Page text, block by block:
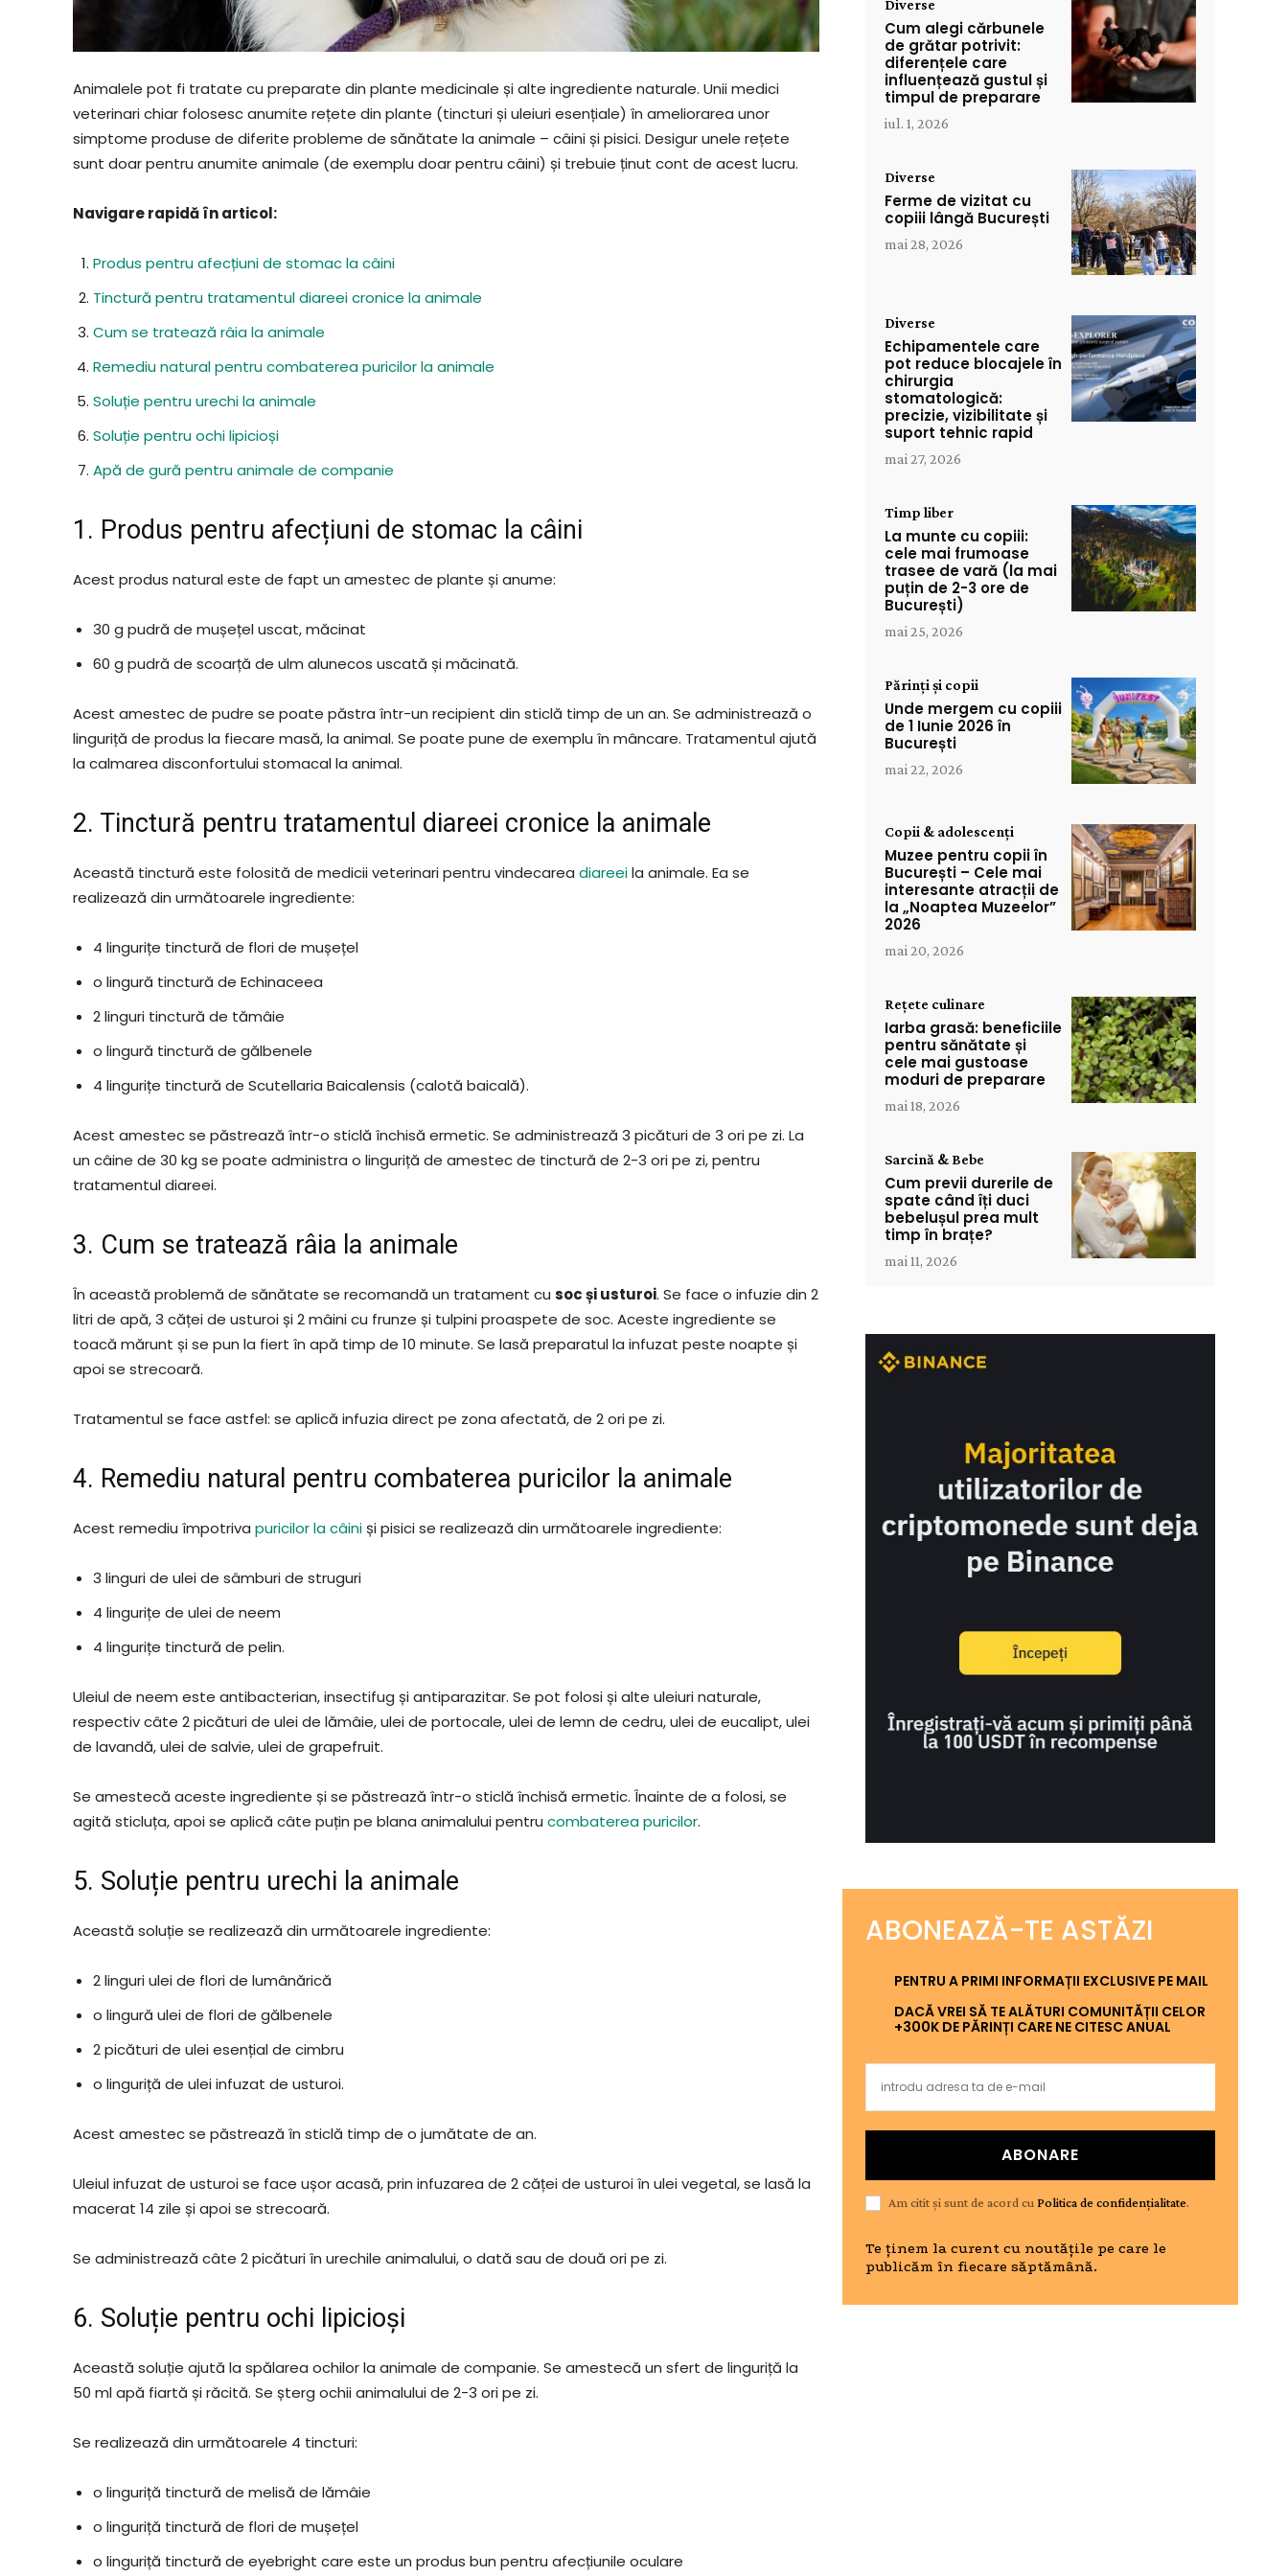
Animalele pot fi tratate cu preparate din plante medicinale și alte ingrediente naturale. Unii medici
veterinari chiar folosesc anumite rețete din plante (tincturi și uleiuri esențiale) în ameliorarea unor
simptome produse de diferite probleme de sănătate la animale – câini și pisici. Desigur unele rețete
sunt doar pentru anumite animale (de exemplu doar pentru câini) și trebuie ținut cont de acest lucru.
Navigare rapidă în articol:
Produs pentru afecțiuni de stomac la câini
Tinctură pentru tratamentul diareei cronice la animale
Cum se tratează râia la animale
Remediu natural pentru combaterea puricilor la animale
Soluție pentru urechi la animale
Soluție pentru ochi lipicioși
Apă de gură pentru animale de companie
1. Produs pentru afecțiuni de stomac la câini
Acest produs natural este de fapt un amestec de plante și anume:
30 g pudră de mușețel uscat, măcinat
60 g pudră de scoarță de ulm alunecos uscată și măcinată.
Acest amestec de pudre se poate păstra într-un recipient din sticlă timp de un an. Se administrează o
linguriță de produs la fiecare masă, la animal. Se poate pune de exemplu în mâncare. Tratamentul ajută
la calmarea disconfortului stomacal la animal.
2. Tinctură pentru tratamentul diareei cronice la animale
Această tinctură este folosită de medicii veterinari pentru vindecarea diareeila animale. Ea se
realizează din următoarele ingrediente:
4 lingurițe tinctură de flori de mușețel
o lingură tinctură de Echinaceea
2 linguri tinctură de tămâie
o lingură tinctură de gălbenele
4 lingurițe tinctură de Scutellaria Baicalensis (calotă baicală).
Acest amestec se păstrează într-o sticlă închisă ermetic. Se administrează 3 picături de 3 ori pe zi. La
un câine de 30 kg se poate administra o linguriță de amestec de tinctură de 2-3 ori pe zi, pentru
tratamentul diareei.
3. Cum se tratează râia la animale
În această problemă de sănătate se recomandă un tratament cu soc și usturoi. Se face o infuzie din 2
litri de apă, 3 căței de usturoi și 2 mâini cu frunze și tulpini proaspete de soc. Aceste ingrediente se
toacă mărunt și se pun la fiert în apă timp de 10 minute. Se lasă preparatul la infuzat peste noapte și
apoi se strecoară.
Tratamentul se face astfel: se aplică infuzia direct pe zona afectată, de 2 ori pe zi.
4. Remediu natural pentru combaterea puricilor la animale
Acest remediu împotriva puricilor la câiniși pisici se realizează din următoarele ingrediente:
3 linguri de ulei de sâmburi de struguri
4 lingurițe de ulei de neem
4 lingurițe tinctură de pelin.
Uleiul de neem este antibacterian, insectifug și antiparazitar. Se pot folosi și alte uleiuri naturale,
respectiv câte 2 picături de ulei de lămâie, ulei de portocale, ulei de lemn de cedru, ulei de eucalipt, ulei
de lavandă, ulei de salvie, ulei de grapefruit.
Se amestecă aceste ingrediente și se păstrează într-o sticlă închisă ermetic. Înainte de a folosi, se
agită sticluța, apoi se aplică câte puțin pe blana animalului pentru combaterea puricilor.
5. Soluție pentru urechi la animale
Această soluție se realizează din următoarele ingrediente:
2 linguri ulei de flori de lumânărică
o lingură ulei de flori de gălbenele
2 picături de ulei esențial de cimbru
o linguriță de ulei infuzat de usturoi.
Acest amestec se păstrează în sticlă timp de o jumătate de an.
Uleiul infuzat de usturoi se face ușor acasă, prin infuzarea de 2 căței de usturoi în ulei vegetal, se lasă la
macerat 14 zile și apoi se strecoară.
Se administrează câte 2 picături în urechile animalului, o dată sau de două ori pe zi.
6. Soluție pentru ochi lipicioși
Această soluție ajută la spălarea ochilor la animale de companie. Se amestecă un sfert de linguriță la
50 ml apă fiartă și răcită. Se șterg ochii animalului de 2-3 ori pe zi.
Se realizează din următoarele 4 tincturi:
o linguriță tinctură de melisă de lămâie
o linguriță tinctură de flori de mușețel
o linguriță tinctură de eyebright care este un produs bun pentru afecțiunile oculare
Diverse
Cum alegi cărbunele
de grătar potrivit:
diferențele care
influențează gustul și
timpul de preparare
iul. 1, 2026
Diverse
Ferme de vizitat cu
copiii lângă București
mai 28, 2026
Diverse
Echipamentele care
pot reduce blocajele în
chirurgia
stomatologică:
precizie, vizibilitate și
suport tehnic rapid
mai 27, 2026
Timp liber
La munte cu copiii:
cele mai frumoase
trasee de vară (la mai
puțin de 2-3 ore de
București)
mai 25, 2026
Părinți și copii
Unde mergem cu copiii
de 1 Iunie 2026 în
București
mai 22, 2026
Copii & adolescenți
Muzee pentru copii în
București – Cele mai
interesante atracții de
la „Noaptea Muzeelor”
2026
mai 20, 2026
Rețete culinare
Iarba grasă: beneficiile
pentru sănătate și
cele mai gustoase
moduri de preparare
mai 18, 2026
Sarcină & Bebe
Cum previi durerile de
spate când îți duci
bebelușul prea mult
timp în brațe?
mai 11, 2026
ABONEAZĂ-TE ASTĂZI
PENTRU A PRIMI INFORMAȚII EXCLUSIVE PE MAIL
DACĂ VREI SĂ TE ALĂTURI COMUNITĂȚII CELOR
+300K DE PĂRINȚI CARE NE CITESC ANUAL
ABONARE
Am citit și sunt de acord cuPolitica de confidențialitate.
Te ținem la curent cu noutățile pe care le
publicăm în fiecare săptămână.